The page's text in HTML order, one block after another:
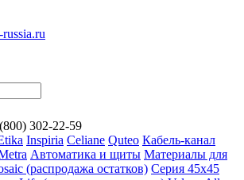
(800) 302-22-59
Inspiria Celiane Quteo Кабель-канал
Автоматика и щиты Материалы для
(распродажа остатков) Серия 45х45